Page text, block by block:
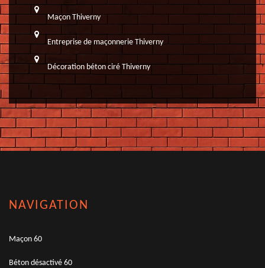
Maçon Thiverny
Entreprise de maçonnerie Thiverny
Décoration béton ciré Thiverny
NAVIGATION
Maçon 60
Béton désactivé 60